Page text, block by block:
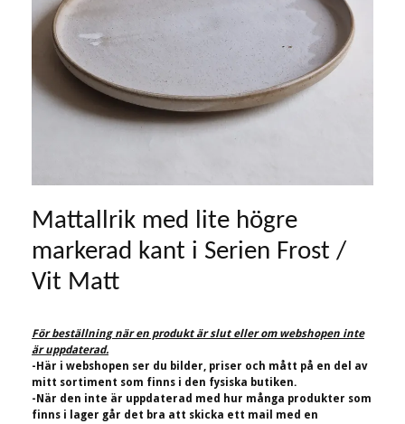
Mattallrik med lite högre
markerad kant i Serien Frost /
Vit Matt
För beställning när en produkt är slut eller om webshopen inte
är uppdaterad.
-Här i webshopen ser du bilder, priser och mått på en del av
mitt sortiment som finns i den fysiska butiken.
-När den inte är uppdaterad med hur många produkter som
finns i lager går det bra att skicka ett mail med en